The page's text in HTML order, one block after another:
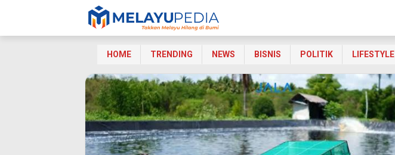
HOME TRENDING NEWS BISNIS POLITIK LIFESTYLE